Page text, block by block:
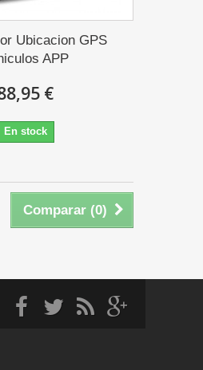
Ubicacion GPS
APP
€
En stock
Comparar (0)